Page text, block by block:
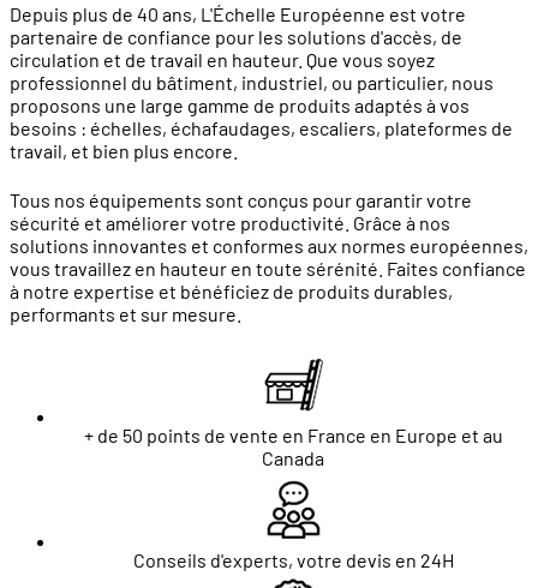
Depuis plus de 40 ans, L'Échelle Européenne est votre
partenaire de confiance pour les solutions d'accès, de
circulation et de travail en hauteur. Que vous soyez
professionnel du bâtiment, industriel, ou particulier, nous
proposons une large gamme de produits adaptés à vos
besoins : échelles, échafaudages, escaliers, plateformes de
travail, et bien plus encore.
Tous nos équipements sont conçus pour garantir votre
sécurité et améliorer votre productivité. Grâce à nos
solutions innovantes et conformes aux normes européennes,
vous travaillez en hauteur en toute sérénité. Faites confiance
à notre expertise et bénéficiez de produits durables,
performants et sur mesure.
+ de 50 points de vente en France en Europe et au
Canada
Conseils d'experts, votre devis en 24H